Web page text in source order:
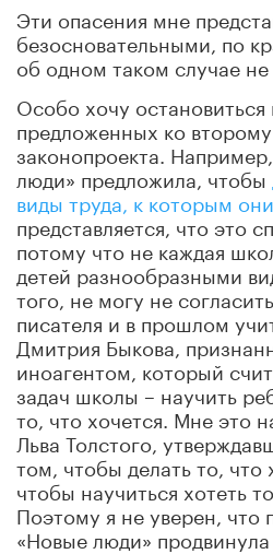
Эти опасения мне
безосновательными, по
об одном таком случае не
Особо хочу остановиться
предложенных ко
законопроекта.
люди» предложила, чтобы
виды труда, к которым
представляется, что это
потому что не каждая
детей разнообразными
того, не могу не
писателя и в прошлом
Дмитрия Быкова,
иноагентом, который
задач школы – научить
то, что хочется. Мне это
Льва Толстого,
том, чтобы делать то, что
чтобы научиться хотеть
Поэтому я не уверен, что
«Новые люди»